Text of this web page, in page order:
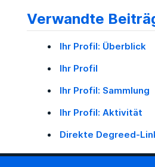
Verwandte
Ihr Profil: Überblick
Ihr Profil
Ihr Profil: Sammlung
Ihr Profil: Aktivität
Direkte Degreed-